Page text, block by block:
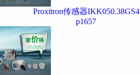
Proxitron传感器IKK050.38GS4
p1657